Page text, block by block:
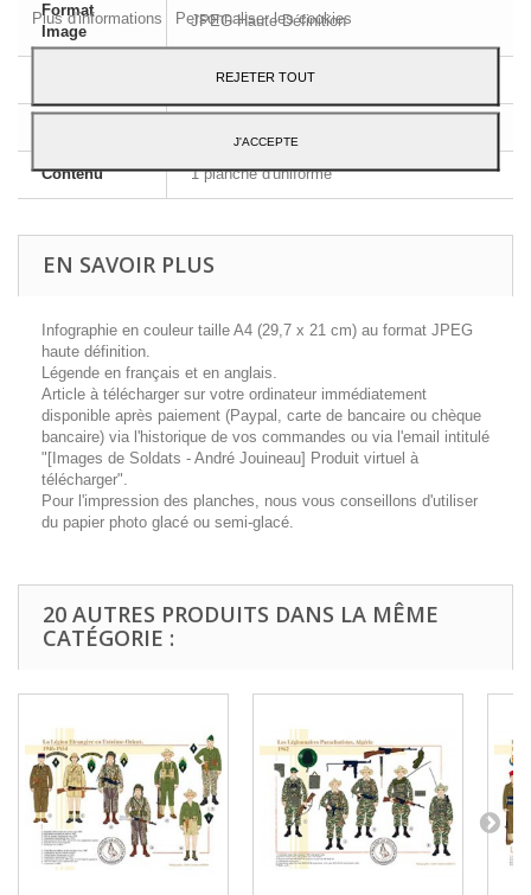
Format
Image
JPEG Haute Définition
A4 - 29,7 x 21 cm
Contenu 1 planche d'uniforme
EN SAVOIR PLUS
Infographie en couleur taille A4 (29,7 x 21 cm) au format JPEG
haute définition.
Légende en français et en anglais.
Article à télécharger sur votre ordinateur immédiatement
disponible après paiement (Paypal, carte de bancaire ou chèque
bancaire) via l'historique de vos commandes ou via l'email intitulé
"[Images de Soldats - André Jouineau] Produit virtuel à
télécharger".
Pour l'impression des planches, nous vous conseillons d'utiliser
du papier photo glacé ou semi-glacé.
20 AUTRES PRODUITS DANS LA MÊME
CATÉGORIE :
Plus d'informations
Personnaliser les cookies
REJETER TOUT
J'ACCEPTE